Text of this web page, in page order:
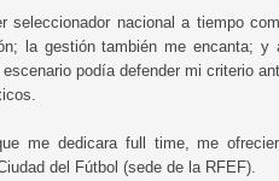
seleccionador nacional a tiempo
la gestión también me encanta; y
podía defender mi criterio
me dedicara full time, me
del Fútbol (sede de la RFEF).